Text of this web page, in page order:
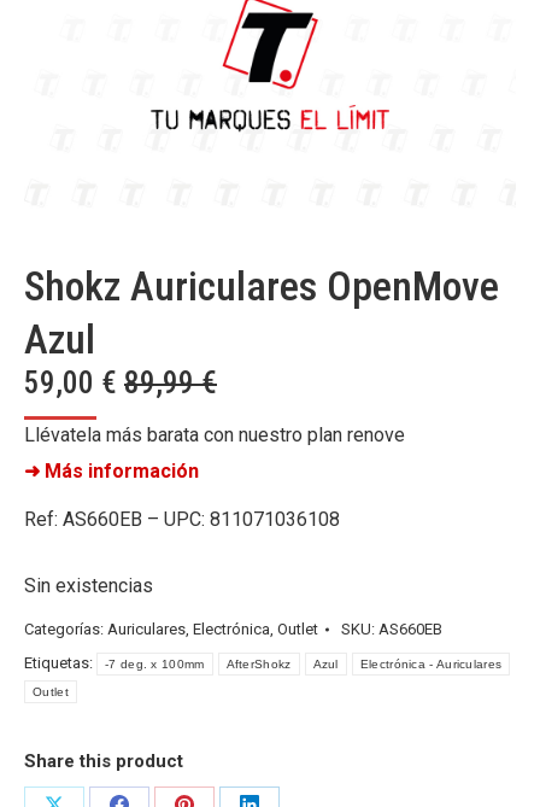
Shokz Auriculares OpenMove
Azul
59,00 € 89,99€
Llévatela más barata con nuestro plan renove
➜ Más información
Ref: AS660EB – UPC: 811071036108
Sin existencias
Categorías: Auriculares, Electrónica, Outlet SKU: AS660EB
Etiquetas:
-7 deg. x 100mm AfterShokz Azul Electrónica - Auriculares
Outlet
Share this product